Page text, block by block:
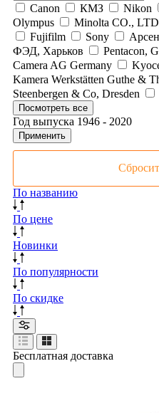
Canon КМЗ Nikon
Olympus
Minolta CO., LTD
Fujifilm
Sony
ФЭД, Харьков
Pentacon,
Camera AG Germany
Kamera Werkstätten Guthe &
Steenbergen & Co, Dresden
Посмотреть все
Год выпуска 1946 - 2020
Применить
По названию
По цене
Новинки
По популярности
По скидке
Бесплатная доставка